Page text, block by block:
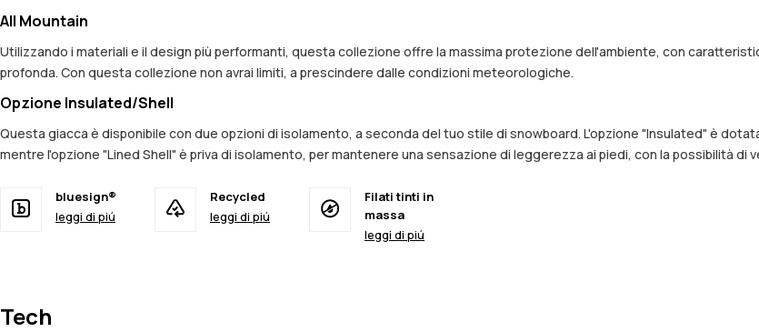
All Mountain
Utilizzando i materiali e il design più performanti, questa collezione offre la massima protezione dell'ambiente, con
profonda. Con questa collezione non avrai limiti, a prescindere dalle condizioni meteorologiche.
Opzione Insulated/Shell
Questa giacca è disponibile con due opzioni di isolamento, a seconda del tuo stile di snowboard. L'opzione "Insulated" è
mentre l'opzione "Lined Shell" è priva di isolamento, per mantenere una sensazione di leggerezza ai piedi, con la possibilità di
bluesign®
leggi di piú
Recycled
leggi di piú
Filati tinti in
massa
leggi di piú
Tech